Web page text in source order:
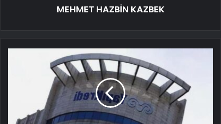
MEHMET HAZBİN KAZBEK